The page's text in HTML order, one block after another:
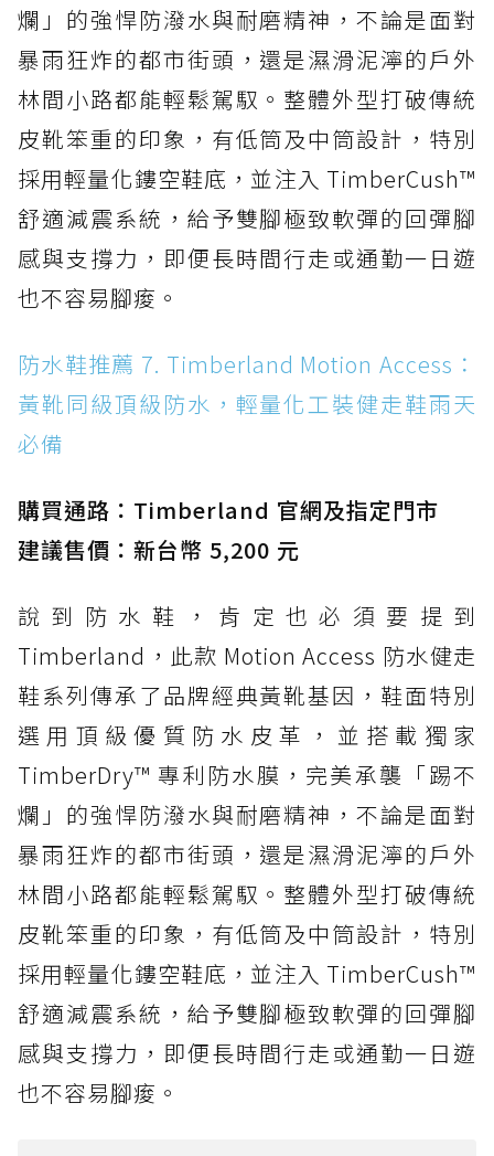
爛」的強悍防潑水與耐磨精神，不論是面對
暴雨狂炸的都市街頭，還是濕滑泥濘的戶外
林間小路都能輕鬆駕馭。整體外型打破傳統
皮靴笨重的印象，有低筒及中筒設計，特別
採用輕量化鏤空鞋底，並注入 TimberCush™
舒適減震系統，給予雙腳極致軟彈的回彈腳
感與支撐力，即便長時間行走或通勤一日遊
也不容易腳痠。
防水鞋推薦 7. Timberland Motion Access：
黃靴同級頂級防水，輕量化工裝健走鞋雨天
必備
購買通路：Timberland 官網及指定門市
建議售價：新台幣 5,200 元
說到防水鞋，肯定也必須要提到
Timberland，此款 Motion Access 防水健走
鞋系列傳承了品牌經典黃靴基因，鞋面特別
選用頂級優質防水皮革，並搭載獨家
TimberDry™ 專利防水膜，完美承襲「踢不
爛」的強悍防潑水與耐磨精神，不論是面對
暴雨狂炸的都市街頭，還是濕滑泥濘的戶外
林間小路都能輕鬆駕馭。整體外型打破傳統
皮靴笨重的印象，有低筒及中筒設計，特別
採用輕量化鏤空鞋底，並注入 TimberCush™
舒適減震系統，給予雙腳極致軟彈的回彈腳
感與支撐力，即便長時間行走或通勤一日遊
也不容易腳痠。